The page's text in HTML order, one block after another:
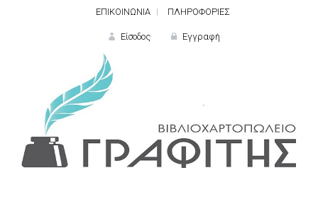
ΕΠΙΚΟΙΝΩΝΙΑ ΠΛΗΡΟΦΟΡΙΕΣ
Είσοδος Εγγραφή